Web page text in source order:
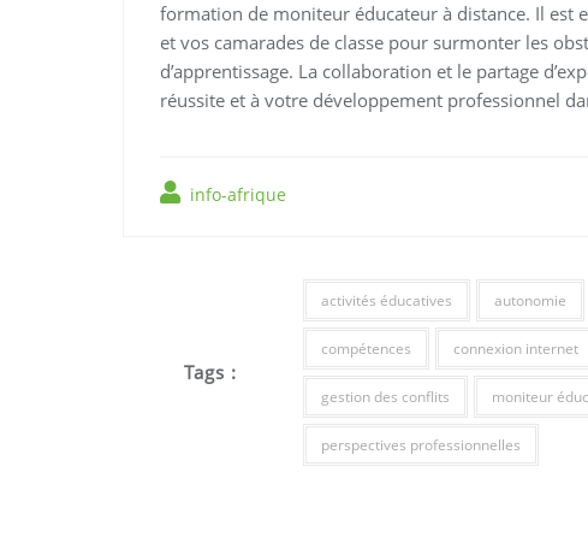
formation de moniteur éducateur à distance. Il est
et vos camarades de classe pour surmonter les
d’apprentissage. La collaboration et le partage
réussite et à votre développement professionnel
info-afrique
Tags :
activités éducatives autonomie
compétences connexion internet
gestion des conflits moniteur
perspectives professionnelles